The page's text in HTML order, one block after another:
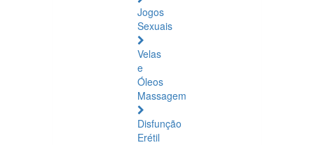
Jogos
Sexuais
Velas
e
Óleos
Massagem
Disfunção
Erétil